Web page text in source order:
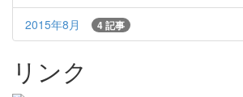
2015年8月 4 記事
リンク